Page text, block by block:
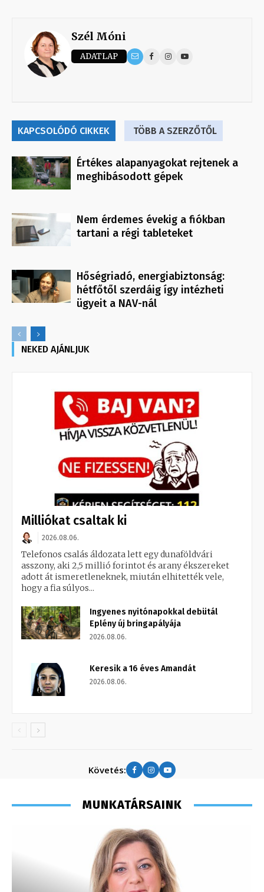
Szél Móni
ADATLAP
KAPCSOLÓDÓ CIKKEK TÖBB A SZERZŐTŐL
Értékes alapanyagokat rejtenek a
meghibásodott gépek
Nem érdemes évekig a fiókban
tartani a régi tableteket
Hőségriadó, energiabiztonság:
hétfőtől szerdáig így intézheti
ügyeit a NAV-nál
NEKED AJÁNLJUK
Milliókat csaltak ki
2026.08.06.
Telefonos csalás áldozata lett egy dunaföldvári
asszony, aki 2,5 millió forintot és arany ékszereket
adott át ismeretleneknek, miután elhitették vele,
hogy a fia súlyos...
Ingyenes nyitónapokkal debütál
Eplény új bringapályája
2026.08.06.
Keresik a 16 éves Amandát
2026.08.06.
Követés:
MUNKATÁRSAINK